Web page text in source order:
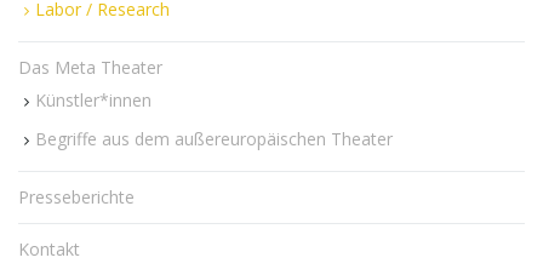
Labor / Research
Das Meta Theater
Künstler*innen
Begriffe aus dem außereuropäischen Theater
Presseberichte
Kontakt